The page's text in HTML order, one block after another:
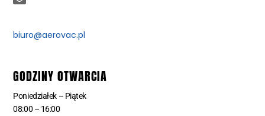
biuro@aerovac.pl
GODZINY OTWARCIA
Poniedziałek – Piątek
08:00 – 16:00